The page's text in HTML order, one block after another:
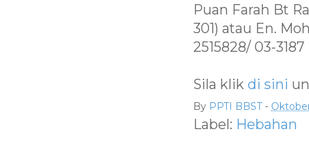
Puan Farah Bt
301) atau En.
2515828/ 03-
Sila klik di sini
By PPTI BBST -
Label: Hebahan